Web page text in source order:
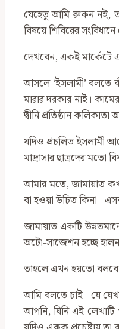
যেহেতু আমি রুকন নই,
বিষয়ে শিবিরের
দেখবেন, একই মার্কেটে
আসলে ‘ইসলামী’ বলতে
মারার দরকার নাই।
দ্বীনি প্রতিষ্ঠান
যদিও প্রচলিত ইসলামী
মাদ্রাসার ছাত্রদের মতো
আমার মতে, জামায়াত
বা হওয়া উচিত কিনা–
জামায়াত একটি
অটো-সাজেশন হচ্ছে
তাহলে এখন হয়তো
আমি বলতে চাই– যে
আপনি, যিনি এই লেখাটি